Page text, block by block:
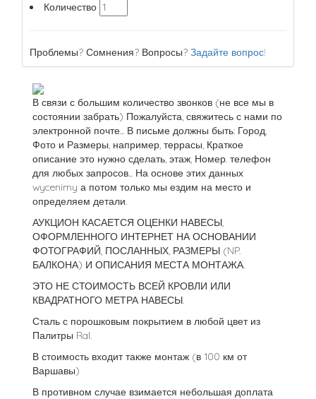
Количество
Проблемы? Сомнения? Вопросы? Задайте вопрос!
В связи с большим количество звонков (не все мы в
состоянии забрать) Пожалуйста, свяжитесь с нами по
электронной почте... В письме должны быть: Город,
Фото и Размеры, например, террасы, Краткое
описание это нужно сделать, этаж, Номер. телефон
для любых запросов... На основе этих данных
wycenimy а потом только мы ездим на место и
определяем детали.
АУКЦИОН КАСАЕТСЯ ОЦЕНКИ НАВЕСЫ,
ОФОРМЛЕННОГО ИНТЕРНЕТ НА ОСНОВАНИИ
ФОТОГРАФИЙ, ПОСЛАННЫХ, РАЗМЕРЫ (NP.
БАЛКОНА) И ОПИСАНИЯ МЕСТА МОНТАЖА.
ЭТО НЕ СТОИМОСТЬ ВСЕЙ КРОВЛИ ИЛИ
КВАДРАТНОГО МЕТРА НАВЕСЫ.
Сталь с порошковым покрытием в любой цвет из
Палитры Ral.
В стоимость входит также монтаж (в 100 км от
Варшавы)
В противном случае взимается небольшая доплата